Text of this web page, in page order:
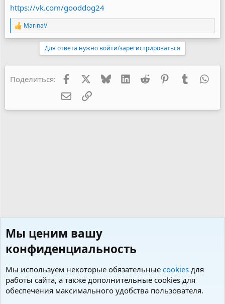
https://vk.com/gooddog24
Р
е
и
MarinaV
Для ответа нужно войти/зарегистрироваться
Поделиться: Facebook BlueskyLinkedInReddit PinterestTumblr
Электронная почта
Ссылка
Советы по уходу и содержанию
Мы ценим вашу
конфиденциальность
Мы используем некоторые обязательные cookies для
работы сайта, а также дополнительные cookies для
обеспечения максимального удобства пользователя.